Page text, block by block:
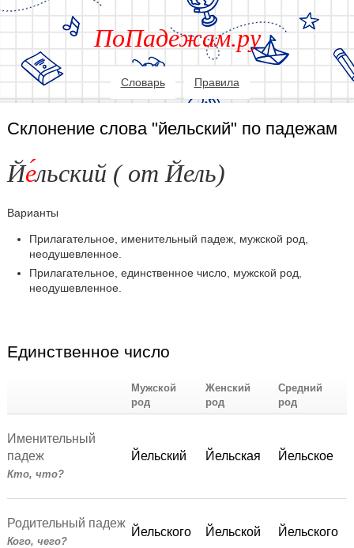
ПоПадежам.ру
Словарь Правила
Склонение слова "йельский" по падежам
Йельский ( от Йель)
Варианты
Прилагательное, именительный падеж, мужской род,
неодушевленное.
Прилагательное, единственное число, мужской род,
неодушевленное.
Единственное число
Мужской
род
Женский
род
Средний
род
Именительный
падеж
Кто, что?
Йельский Йельская Йельское
Родительный падеж
Кого, чего?
Йельского Йельской Йельского